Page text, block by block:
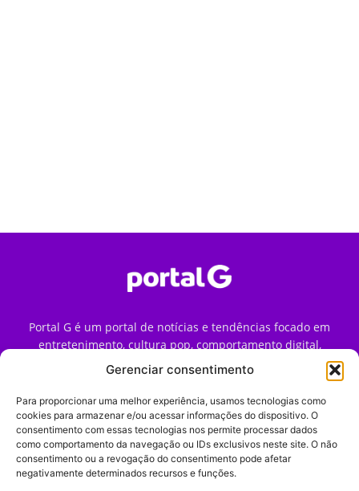
Gerenciar consentimento
Para proporcionar uma melhor experiência, usamos tecnologias como
cookies para armazenar e/ou acessar informações do dispositivo. O
consentimento com essas tecnologias nos permite processar dados
como comportamento da navegação ou IDs exclusivos neste site. O não
consentimento ou a revogação do consentimento pode afetar
negativamente determinados recursos e funções.
Portal G é um portal de notícias e tendências focado em
entretenimento, cultura pop, comportamento digital,
streaming, games e iniciativas de marca que impactam a
forma como o público vive e consome internet no Brasil.
Contato:contato@portalg.com.br